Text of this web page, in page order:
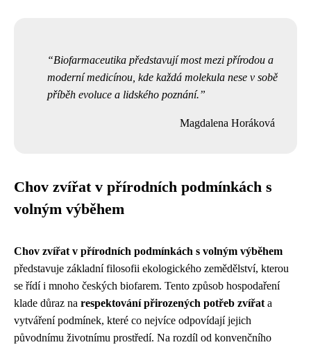
Biofarmaceutika představují most mezi přírodou a
moderní medicínou, kde každá molekula nese v sobě
příběh evoluce a lidského poznání.
Magdalena Horáková
Chov zvířat v přírodních podmínkách s
volným výběhem
Chov zvířat v přírodních podmínkách s volným výběhem
představuje základní filosofii ekologického zemědělství, kterou
se řídí i mnoho českých biofarem. Tento způsob hospodaření
klade důraz na respektování přirozených potřeb zvířat a
vytváření podmínek, které co nejvíce odpovídají jejich
původnímu životnímu prostředí. Na rozdíl od konvenčního